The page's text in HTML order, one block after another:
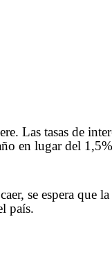
Las tasas de
en lugar del
se espera
país.